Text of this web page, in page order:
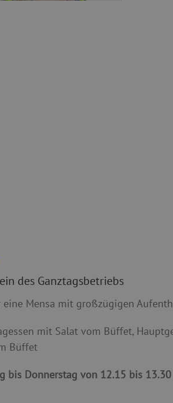
des Ganztagsbetriebs
eine Mensa mit großzügigen
mit Salat vom Büffet,
Büffet
bis Donnerstag von 12.15 bis